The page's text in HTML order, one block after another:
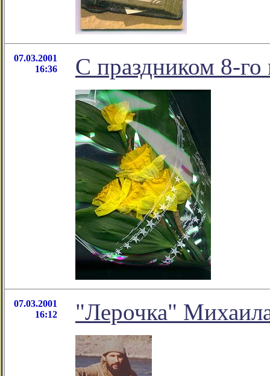
07.03.2001
16:36
С праздником 8-го
07.03.2001
16:12
"Лерочка"